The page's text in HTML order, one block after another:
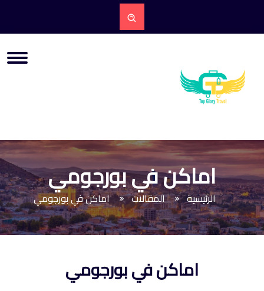
اماكن في بورجومي
الرئيسية المقالات اماكن في بورجومي
اماكن في بورجومي